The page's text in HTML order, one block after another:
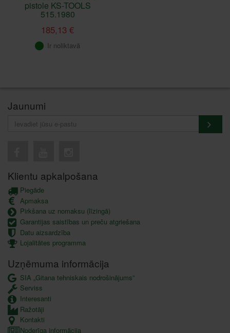
pistole KS-TOOLS
515.1980
185,13 €
Ir noliktavā
Jaunumi
Klientu apkalpošana
Piegāde
Apmaksa
Pirkšana uz nomaksu (līzingā)
Garantijas saistības un preču atgriešana
Datu aizsardzība
Lojalitātes programma
Uzņēmuma informācija
SIA „Gitana tehniskais nodrošinājums”
Serviss
Interesanti
Ražotāji
Kontakti
Noderīga informācija